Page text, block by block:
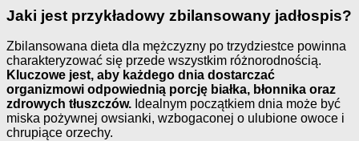
Jaki jest przykładowy zbilansowany jadłospis?
Zbilansowana dieta dla mężczyzny po trzydziestce powinna
charakteryzować się przede wszystkim różnorodnością.
Kluczowe jest, aby każdego dnia dostarczać
organizmowi odpowiednią porcję białka, błonnika oraz
zdrowych tłuszczów. Idealnym początkiem dnia może być
miska pożywnej owsianki, wzbogaconej o ulubione owoce i
chrupiące orzechy.